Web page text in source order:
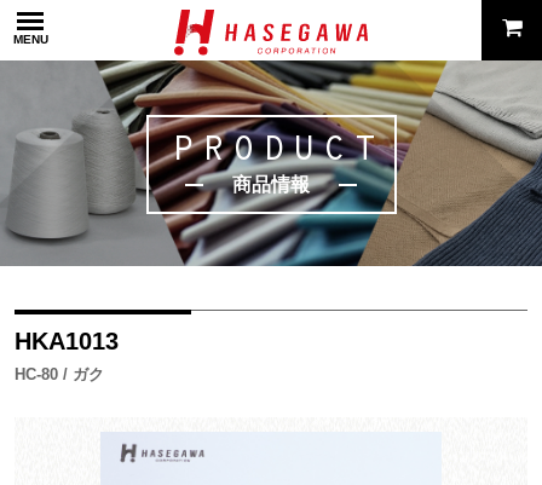
MENU
PRODUCT
商品情報
HKA1013
HC-80 / ガク